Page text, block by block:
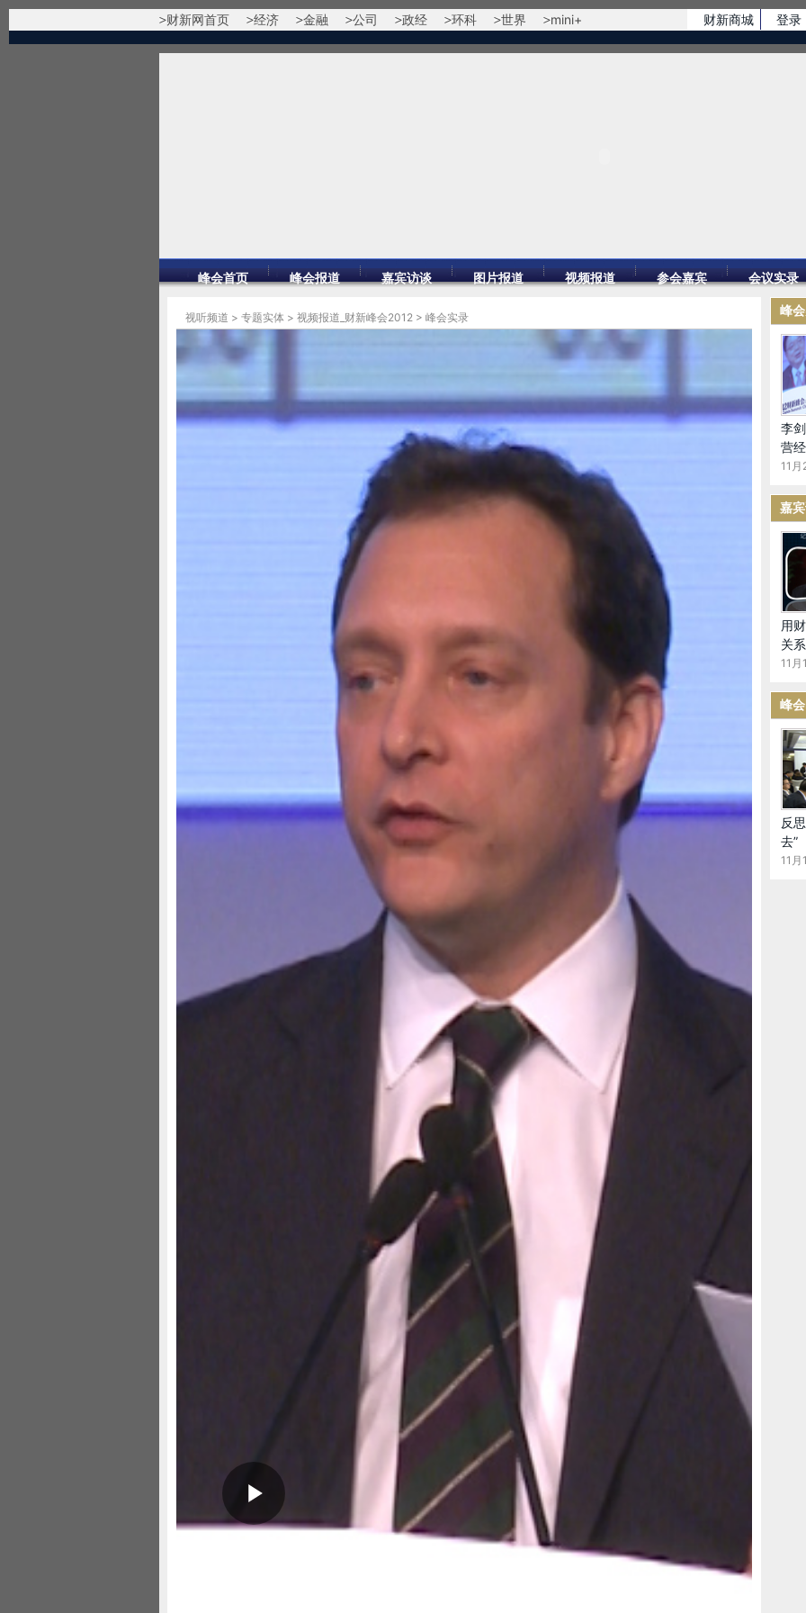
财新商城 登录
财新网首页 经济 金融 公司 政经 环科 世界 mini+
峰会首页 峰会报道 嘉宾访谈 图片报道 视频报道 参会嘉宾 会议实录
视听频道 > 专题实体 > 视频报道_财新峰会2012 > 峰会实录
美国加州吸引新型中国投资
2012年11月17日 12:08
荣大聂称，科技和服务行业受欢迎，私企投资热情高
荣鼎咨询首席合伙人 荣大聂:
目前中国对美投资达到250亿美元。预测到2020年这一数额至少将达到2000亿美元。
图表中蓝色的线描述了利润率最高点的位置在哪里。所以一张图就能让你知道为什么这么多
中国企业愿意到美国去。我在华盛顿的同事认为中国的外国直接投资是政府让他们这样来做的。
情况不是这样的。企业在不弄清如何在美国运营的情况下，是不会那样去做的，除非这么做可以
赚到钱。这才是最主要的动机。
我不知道大家能否看清这张图。这些综合报告都是对外公开的，在亚洲学会和荣鼎集团网站
上。从这些表格可以看出加州吸引中国投资的领先企业，最热门的都在高科技领域，软件和信息
服务之类的。接下来是休闲娱乐类的项目，比如万达实业对AMC的投资。我们通常认为休闲娱乐
和电影院可能不算高科技产业。但是吴敬琏提醒我们，要把像电影这种消费服务企业转变成高科
技企业，要弄清大众有什么样的反应，哪些高票房大卖的，哪些要损失很多钱是非常复杂的。要
弄清楚很不容易。加州比世界上任何地方都知道如何让高科技和消费相结合。在现今的加利福尼
亚，我们看到无论是服务业，制造业，还是高科技或中等科技业，都有来自中国的投资。这个图
表显示了加州在哪些领域优于美国其他49个州，哪些领域反而落后。在右上角，可以看到半导
体，电子消费品，交通服务业，软件业，都是高科技，高价值产业，都是中国企业希望进驻加州
的行业。在加州，运营成本并不低，劳动力，人力资源非常贵，高税收，企业必须要高利润盈
利，高价值，在加州才有意义。另外，在左下角，在机械制造行业这些领域，像南卡州，德州，
密西西比州其他这些州更善于吸引中国投资。同时因为我们在做这些数据时，是在对600个项目
逐一分析后获得的，就能看到这些中国企业是国企还是民企。很多人认为中国对美投资激增，主
要是因为国有企业，但是在加州情况却不同。80%的投资来自于私营企业或上市公司，有20%的
峰
李
营
11
嘉
用
关系
11月
峰
反
去”
11月